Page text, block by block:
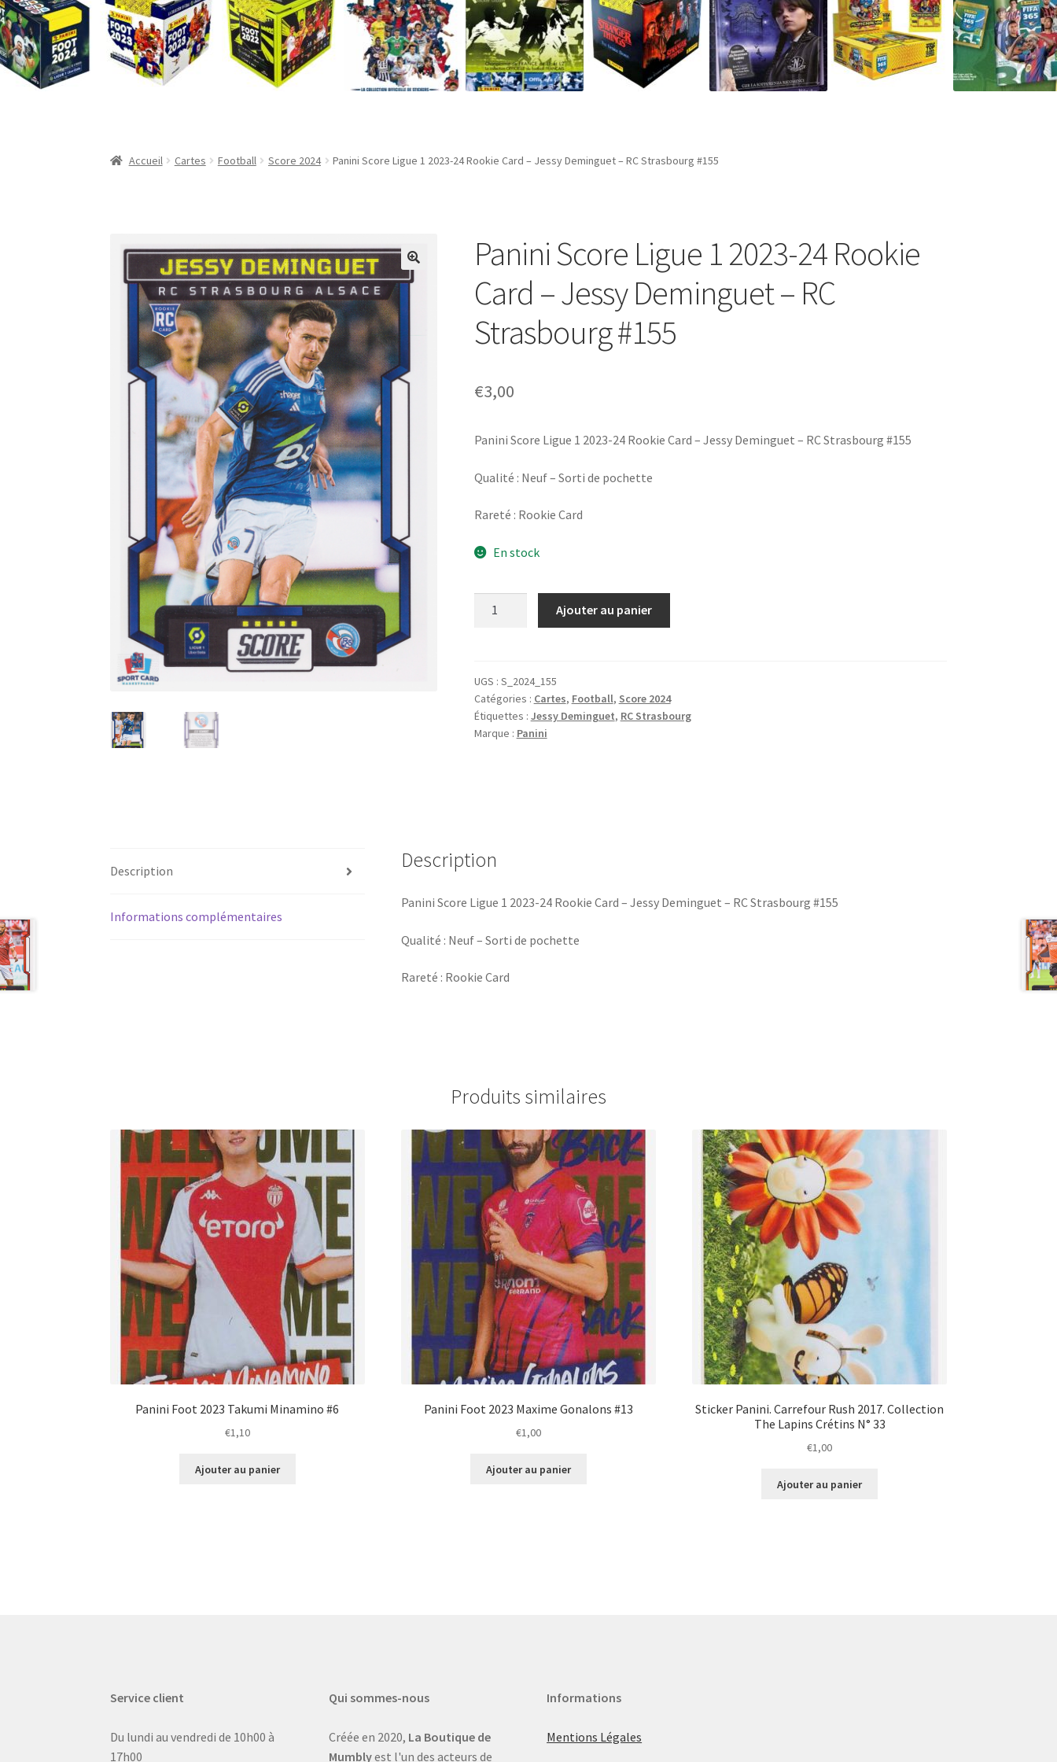
Accueil Cartes Football Score 2024 Panini Score Ligue 1 2023-24 Rookie Card – Jessy Deminguet – RC Strasbourg #155
Panini Score Ligue 1 2023-24 Rookie
Card – Jessy Deminguet – RC
Strasbourg #155
€3,00
Panini Score Ligue 1 2023-24 Rookie Card – Jessy Deminguet – RC Strasbourg #155
Qualité : Neuf – Sorti de pochette
Rareté : Rookie Card
En stock
Ligue
1
2023-
24
-
Strasbourg
Ajouter au panier
UGS : S_2024_155
Catégories : Cartes, Football, Score 2024
Étiquettes : Jessy Deminguet, RC Strasbourg
Marque : Panini
Description
Informations complémentaires
Description
Panini Score Ligue 1 2023-24 Rookie Card – Jessy Deminguet – RC Strasbourg #155
Qualité : Neuf – Sorti de pochette
Rareté : Rookie Card
Produits similaires
Panini Foot 2023 Takumi Minamino #6
€1,10
Ajouter au panier
Panini Foot 2023 Maxime Gonalons #13
€1,00
Ajouter au panier
Sticker Panini. Carrefour Rush 2017. Collection
The Lapins Crétins N° 33
€1,00
Ajouter au panier
Service client
Du lundi au vendredi de 10h00 à
17h00
Qui sommes-nous
Créée en 2020, La Boutique de
Mumblyest l'un des acteurs de
Informations
Mentions Légales